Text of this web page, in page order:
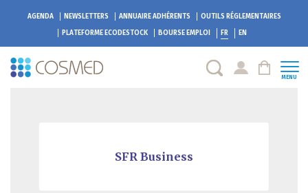
AGENDA NEWSLETTERS ANNUAIRE ADHÉRENTS
OUTILS RÉGLEMENTAIRES
PLATEFORME ECODESTOCK BOURSE EMPLOI FR EN
MENU
SFR Business